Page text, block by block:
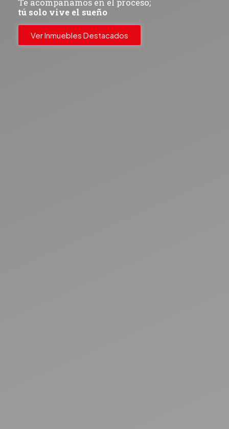
Te acompañamos en el proceso;
tú solo vive el sueño
Ver Inmuebles Destacados